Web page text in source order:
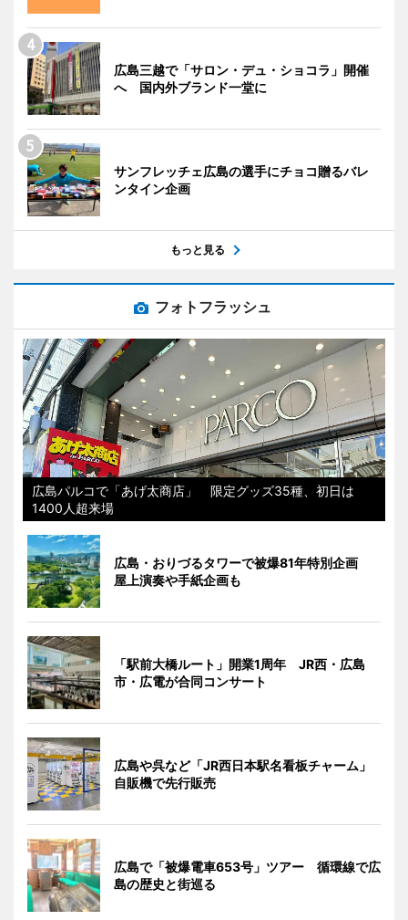
広島三越で「サロン・デュ・ショコラ」開催
へ 国内外ブランド一堂に
サンフレッチェ広島の選手にチョコ贈るバレ
ンタイン企画
もっと見る
フォトフラッシュ
広島パルコで「あげ太商店」 限定グッズ35種、初日は
1400人超来場
広島・おりづるタワーで被爆81年特別企画
屋上演奏や手紙企画も
「駅前大橋ルート」開業1周年 JR西・広島
市・広電が合同コンサート
広島や呉など「JR西日本駅名看板チャーム」
自販機で先行販売
広島で「被爆電車653号」ツアー 循環線で広
島の歴史と街巡る